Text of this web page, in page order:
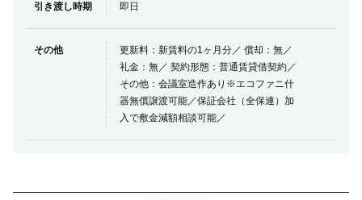
引き渡し時期 即日
その他
更新料：新賃料の1ヶ月分／ 償却：無／
礼金：無／ 契約形態：普通賃貸借契約／
その他：会議室造作あり※エコファニ什
器無償譲渡可能／保証会社（全保連）加
入で敷金減額相談可能／